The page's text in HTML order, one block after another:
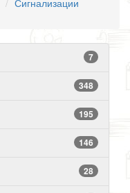
Сигнализации
7
348
195
146
28